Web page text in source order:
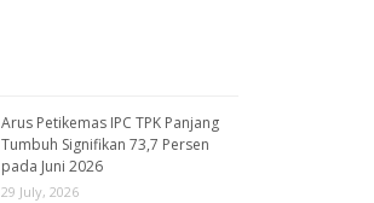
Arus Petikemas IPC TPK Panjang
Tumbuh Signifikan 73,7 Persen
pada Juni 2026
29 July, 2026